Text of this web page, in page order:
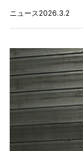
ニュース2026.3.2